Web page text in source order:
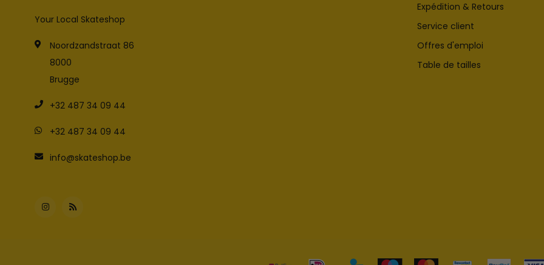
Your Local Skateshop
Noordzandstraat 86
8000
Brugge
+32 487 34 09 44
+32 487 34 09 44
info@skateshop.be
Expédition & Retours
Service client
Offres d'emploi
Table de tailles